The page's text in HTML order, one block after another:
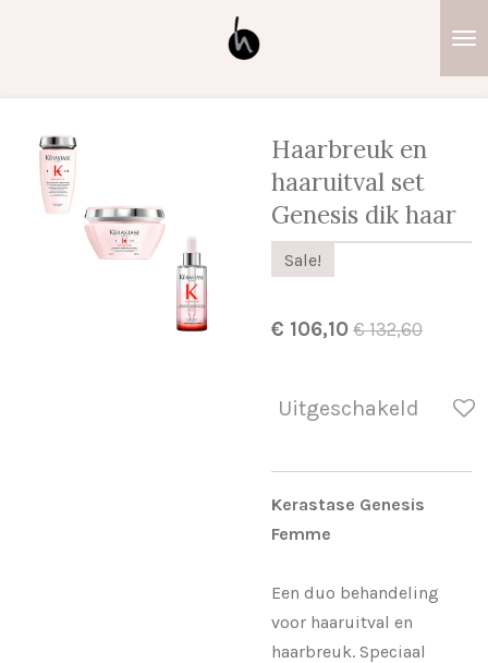
hoofdinhoud
Haarbreuk en
haaruitval set
Genesis dik haar
Sale!
€ 106,10 € 132,60
Uitgeschakeld
Kerastase Genesis
Femme
Een duo behandeling
voor haaruitval en
haarbreuk. Speciaal